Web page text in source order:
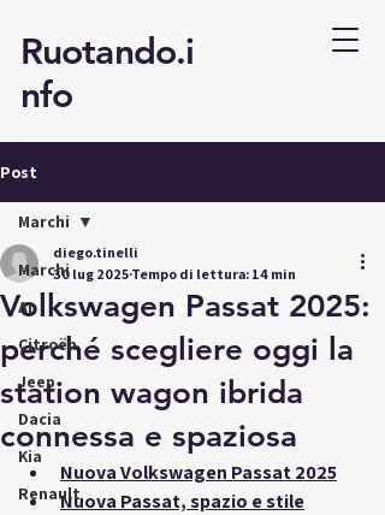
Ruotando.i
nfo
Post
Marchi
AI
Citroën
Jeep
Dacia
Kia
Renault
Marchi
Volkswagen Passat 2025:
perché scegliere oggi la
station wagon ibrida
connessa e spaziosa
diego.tinelli
30 lug 2025Tempo di lettura: 14 min
Nuova Volkswagen Passat 2025
Nuova Passat, spazio e stile